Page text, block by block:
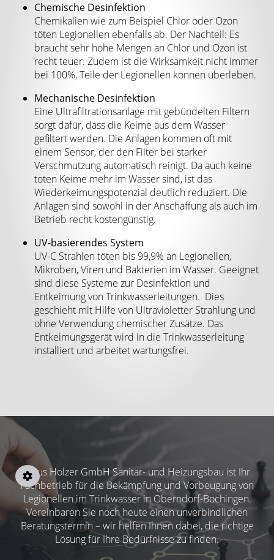
Chemische Desinfektion
Chemikalien wie zum Beispiel Chlor oder Ozon
töten Legionellen ebenfalls ab. Der Nachteil: Es
braucht sehr hohe Mengen an Chlor und Ozon ist
recht teuer. Zudem ist die Wirksamkeit nicht immer
bei 100%, Teile der Legionellen können überleben.
Mechanische Desinfektion
Eine Ultrafiltrationsanlage mit gebündelten Filtern
sorgt dafür, dass die Keime aus dem Wasser
gefiltert werden. Die Anlagen kommen oft mit
einem Sensor, der den Filter bei starker
Verschmutzung automatisch reinigt. Da auch keine
toten Keime mehr im Wasser sind, ist das
Wiederkeimungspotenzial deutlich reduziert. Die
Anlagen sind sowohl in der Anschaffung als auch im
Betrieb recht kostengünstig.
UV-basierendes System
UV-C Strahlen töten bis 99,9% an Legionellen,
Mikroben, Viren und Bakterien im Wasser. Geeignet
sind diese Systeme zur Desinfektion und
Entkeimung von Trinkwasserleitungen. Dies
geschieht mit Hilfe von Ultravioletter Strahlung und
ohne Verwendung chemischer Zusätze. Das
Entkeimungsgerät wird in die Trinkwasserleitung
installiert und arbeitet wartungsfrei.
Klaus Holzer GmbH Sanitär- und Heizungsbau ist Ihr
Fachbetrieb für die Bekämpfung und Vorbeugung von
Legionellen im Trinkwasser in Oberndorf-Bochingen.
Vereinbaren Sie noch heute einen unverbindlichen
Beratungstermin – wir helfen Ihnen dabei, die richtige
Lösung für Ihre Bedürfnisse zu finden.